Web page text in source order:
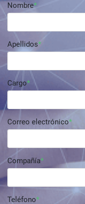
Nombre
Apellidos
Cargo
Correo electrónico
Compañía
Teléfono